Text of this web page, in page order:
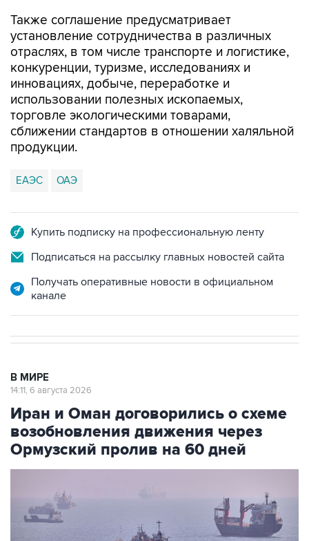
Также соглашение предусматривает
установление сотрудничества в различных
отраслях, в том числе транспорте и логистике,
конкуренции, туризме, исследованиях и
инновациях, добыче, переработке и
использовании полезных ископаемых,
торговле экологическими товарами,
сближении стандартов в отношении халяльной
продукции.
ЕАЭС ОАЭ
Купить подписку на профессиональную ленту
Подписаться на рассылку главных новостей сайта
Получать оперативные новости в официальном
канале
В МИРЕ
14:11, 6 августа 2026
Иран и Оман договорились о схеме
возобновления движения через
Ормузский пролив на 60 дней